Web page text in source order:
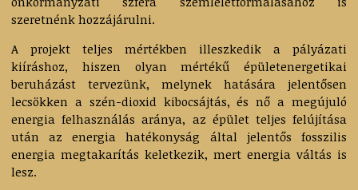
szeretnénk hozzájárulni.
A projekt teljes mértékben illeszkedik a pályázati
kiíráshoz, hiszen olyan mértékű épületenergetikai
beruházást tervezünk, melynek hatására jelentősen
lecsökken a szén-dioxid kibocsájtás, és nő a megújuló
energia felhasználás aránya, az épület teljes felújítása
után az energia hatékonyság által jelentős fosszilis
energia megtakarítás keletkezik, mert energia váltás is
lesz.